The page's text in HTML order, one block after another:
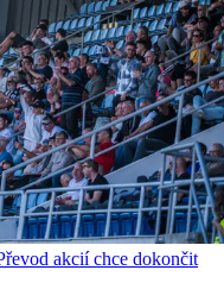
akcií chce dokončit